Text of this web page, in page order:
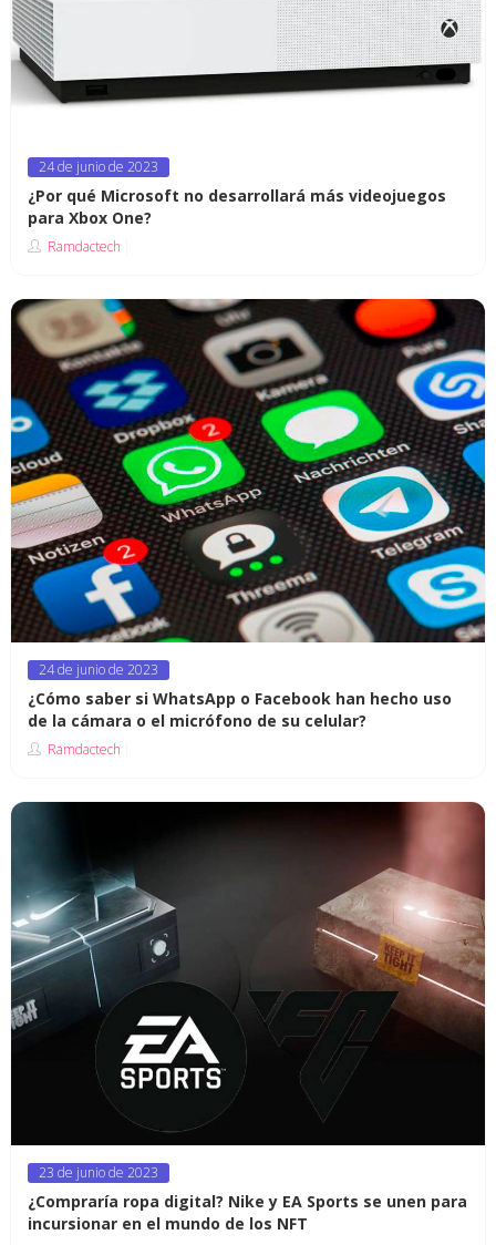
Posted
24 de junio de 2023
¿Por qué Microsoft no desarrollará más videojuegos
para Xbox One?
Ramdactech
Posted
on
24 de junio de 2023
¿Cómo saber si WhatsApp o Facebook han hecho uso
de la cámara o el micrófono de su celular?
Ramdactech
Posted
23 de junio de 2023
¿Compraría ropa digital? Nike y EA Sports se unen para
incursionar en el mundo de los NFT